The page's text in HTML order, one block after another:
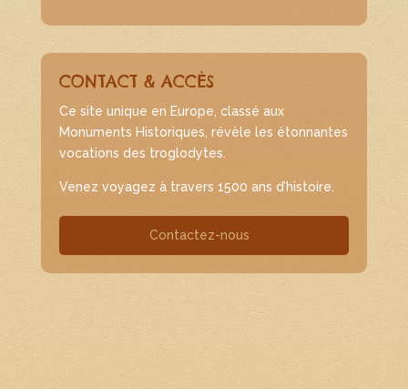
CONTACT & ACCÈS
Ce site unique en Europe, classé aux
Monuments Historiques, révèle les étonnantes
vocations des troglodytes.
Venez voyagez à travers 1500 ans d’histoire.
Contactez-nous